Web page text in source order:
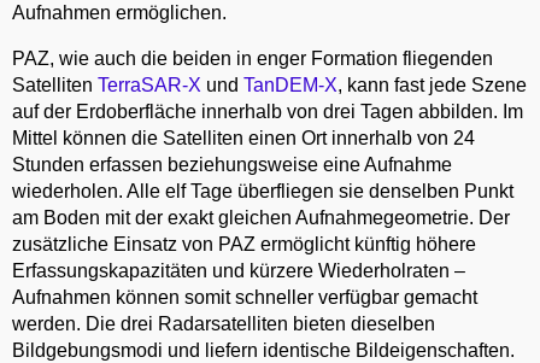
Aufnahmen ermöglichen.
PAZ, wie auch die beiden in enger Formation fliegenden
Satelliten TerraSAR-X und TanDEM-X, kann fast jede Szene
auf der Erdoberfläche innerhalb von drei Tagen abbilden. Im
Mittel können die Satelliten einen Ort innerhalb von 24
Stunden erfassen beziehungsweise eine Aufnahme
wiederholen. Alle elf Tage überfliegen sie denselben Punkt
am Boden mit der exakt gleichen Aufnahmegeometrie. Der
zusätzliche Einsatz von PAZ ermöglicht künftig höhere
Erfassungskapazitäten und kürzere Wiederholraten –
Aufnahmen können somit schneller verfügbar gemacht
werden. Die drei Radarsatelliten bieten dieselben
Bildgebungsmodi und liefern identische Bildeigenschaften.